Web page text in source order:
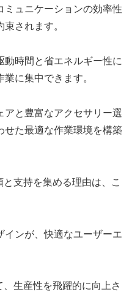
ミュニケーションの効率性
されます。
動時間と省エネルギー性に
に集中できます。
アと豊富なアクセサリー選
せた最適な作業環境を構築
支持を集める理由は、こ
インが、快適なユーザーエ
生産性を飛躍的に向上さ